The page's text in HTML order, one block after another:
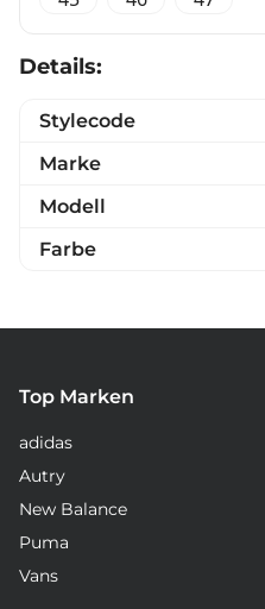
Details:
Stylecode
Marke
Modell
Farbe
Top Marken
adidas
Autry
New Balance
Puma
Vans